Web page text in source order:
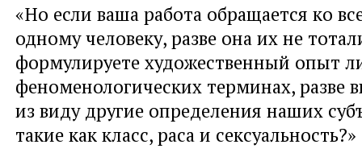
«Но если ваша работа обращается ко
одному человеку, разве она их не
формулируете художественный опыт
феноменологических терминах, разве
из виду другие определения наших
такие как класс, раса и сексуальность?»